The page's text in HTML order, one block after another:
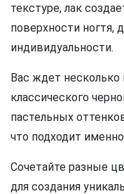
текстуре, лак
поверхности ногтя,
индивидуальности.
Вас ждет
классического
пастельных
что подходит
Сочетайте разные
для создания